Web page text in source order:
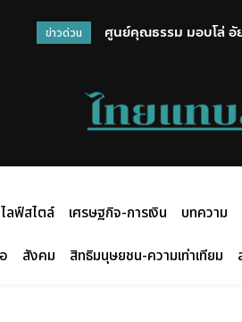
ข่าวด่วน ศูนย์คุณธรรม มอบโล่
ไลฟ์สไตล์ เศรษฐกิจ-การเงิน บทความ
สังคม สิทธิมนุษยชน-ความเท่าเทียม